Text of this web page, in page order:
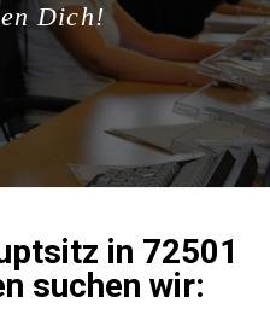
Dich!
in 72501
suchen wir: